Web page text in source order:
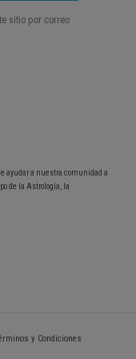
ayudar a nuestra comunidad a
de la Astrología, la
y Condiciones